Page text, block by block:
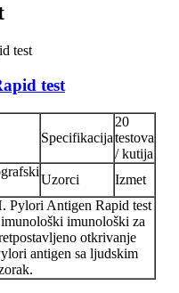
test
Specifikacija
20
testova
/ kutija
Uzorci Izmet
Pylori Antigen Rapid test
imunološki za
otkrivanje
antigen sa ljudskim